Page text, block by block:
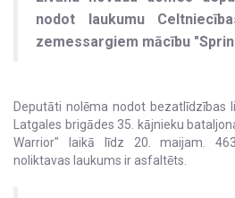
nodot laukumu
zemessargiem mācību
Deputāti nolēma nodot bezatlīdzības
Latgales brigādes 35. kājnieku
Warrior" laikā līdz 20. maijam.
noliktavas laukums ir asfaltēts.